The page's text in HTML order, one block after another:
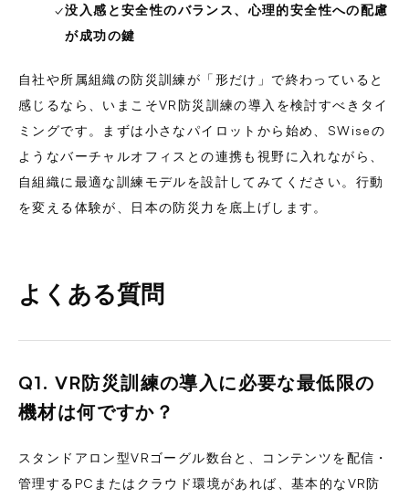
✓没入感と安全性のバランス、心理的安全性への配慮
が成功の鍵
自社や所属組織の防災訓練が「形だけ」で終わっていると
感じるなら、いまこそVR防災訓練の導入を検討すべきタイ
ミングです。まずは小さなパイロットから始め、SWiseの
ようなバーチャルオフィスとの連携も視野に入れながら、
自組織に最適な訓練モデルを設計してみてください。行動
を変える体験が、日本の防災力を底上げします。
よくある質問
Q1. VR防災訓練の導入に必要な最低限の
機材は何ですか？
スタンドアロン型VRゴーグル数台と、コンテンツを配信・
管理するPCまたはクラウド環境があれば、基本的なVR防